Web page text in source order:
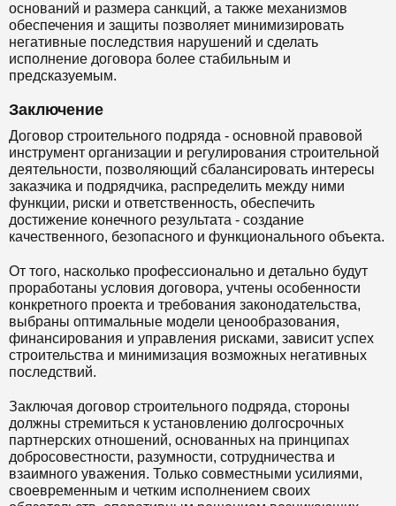
оснований и размера санкций, а также механизмов
обеспечения и защиты позволяет минимизировать
негативные последствия нарушений и сделать
исполнение договора более стабильным и
предсказуемым.
Заключение
Договор строительного подряда - основной правовой
инструмент организации и регулирования строительной
деятельности, позволяющий сбалансировать интересы
заказчика и подрядчика, распределить между ними
функции, риски и ответственность, обеспечить
достижение конечного результата - создание
качественного, безопасного и функционального объекта.
От того, насколько профессионально и детально будут
проработаны условия договора, учтены особенности
конкретного проекта и требования законодательства,
выбраны оптимальные модели ценообразования,
финансирования и управления рисками, зависит успех
строительства и минимизация возможных негативных
последствий.
Заключая договор строительного подряда, стороны
должны стремиться к установлению долгосрочных
партнерских отношений, основанных на принципах
добросовестности, разумности, сотрудничества и
взаимного уважения. Только совместными усилиями,
своевременным и четким исполнением своих